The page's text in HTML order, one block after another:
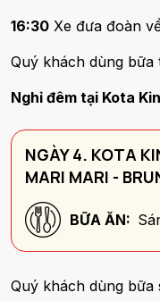
16:30 Xe đưa đoàn
Quý khách dùng bữa
Nghỉ đêm tại Kota
NGÀY 4. KOTA
MARI MARI -
BỮA ĂN:
Quý khách dùng bữa